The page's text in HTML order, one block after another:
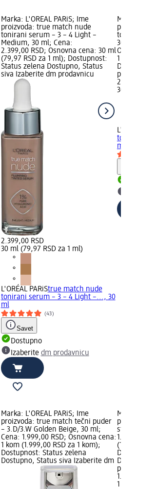
Marka: L'ORÉAL PARiS; Ime
proizvoda: true match nude
tonirani serum – 3 – 4 Light –
Medium, 30 ml; Cena:
2.399,00 RSD; Osnovna cena: 30 ml
(79,97 RSD za 1 ml); Dostupnost:
Status zelena Dostupno, Status
siva Izaberite dm prodavnicu
2.399,00 RSD
30 ml (79,97 RSD za 1 ml)
L'ORÉAL PARiStrue match nude
tonirani serum – 3 – 4 Light –..., 30
ml
(43)
Savet
Dostupno
Izaberite dm prodavnicu
Marka:
proizvoda:
tonirani
30 ml;
Osnovna
1 ml);
Dostupno,
prodavnicu
2.399,00
30 ml
L'ORÉAL
tonirani
ml
Marka: L'ORÉAL PARiS; Ime
proizvoda: true match tečni puder
– 3.D/3.W Golden Beige, 30 ml;
Cena: 1.999,00 RSD; Osnovna cena:
1 kom (1.999,00 RSD za 1 kom);
Dostupnost: Status zelena
Dostupno, Status siva Izaberite dm
Marka:
proizvoda:
stiku 130, 1
1.299,00
(1.299,00
Dostupno,
prodavnicu
1.299,00
1 kom